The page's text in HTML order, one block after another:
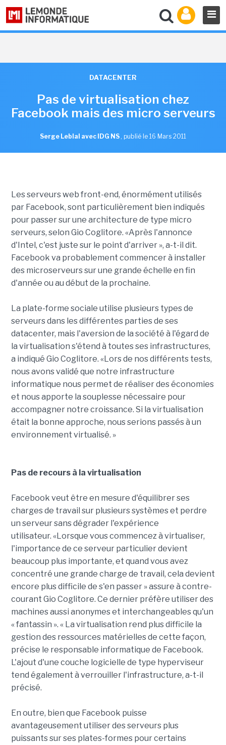
DATACENTER
Pas de virtualisation chez
Facebook mais des micro serveurs
Serge Leblal avec IDG NS , publié le 16 Mars 2011
Les serveurs web front-end, énormément utilisés
par Facebook, sont particulièrement bien indiqués
pour passer sur une architecture de type micro
serveurs, selon Gio Coglitore. «Après l'annonce
d'Intel, c'est juste sur le point d'arriver », a-t-il dit.
Facebook va probablement commencer à installer
des microserveurs sur une grande échelle en fin
d'année ou au début de la prochaine.
La plate-forme sociale utilise plusieurs types de
serveurs dans les différentes parties de ses
datacenter, mais l'aversion de la société à l'égard de
la virtualisation s'étend à toutes ses infrastructures,
a indiqué Gio Coglitore. «Lors de nos différents tests,
nous avons validé que notre infrastructure
informatique nous permet de réaliser des économies
et nous apporte la souplesse nécessaire pour
accompagner notre croissance. Si la virtualisation
était la bonne approche, nous serions passés à un
environnement virtualisé. »
Pas de recours à la virtualisation
Facebook veut être en mesure d'équilibrer ses
charges de travail sur plusieurs systèmes et perdre
un serveur sans dégrader l'expérience
utilisateur. «Lorsque vous commencez à virtualiser,
l'importance de ce serveur particulier devient
beaucoup plus importante, et quand vous avez
concentré une grande charge de travail, cela devient
encore plus difficile de s'en passer » assure à contre-
courant Gio Coglitore. Ce dernier préfère utiliser des
machines aussi anonymes et interchangeables qu'un
« fantassin ». « La virtualisation rend plus difficile la
gestion des ressources matérielles de cette façon,
précise le responsable informatique de Facebook.
L'ajout d'une couche logicielle de type hyperviseur
tend également à verrouiller l'infrastructure, a-t-il
précisé.
En outre, bien que Facebook puisse
avantageusement utiliser des serveurs plus
puissants sur ses plates-formes pour certains